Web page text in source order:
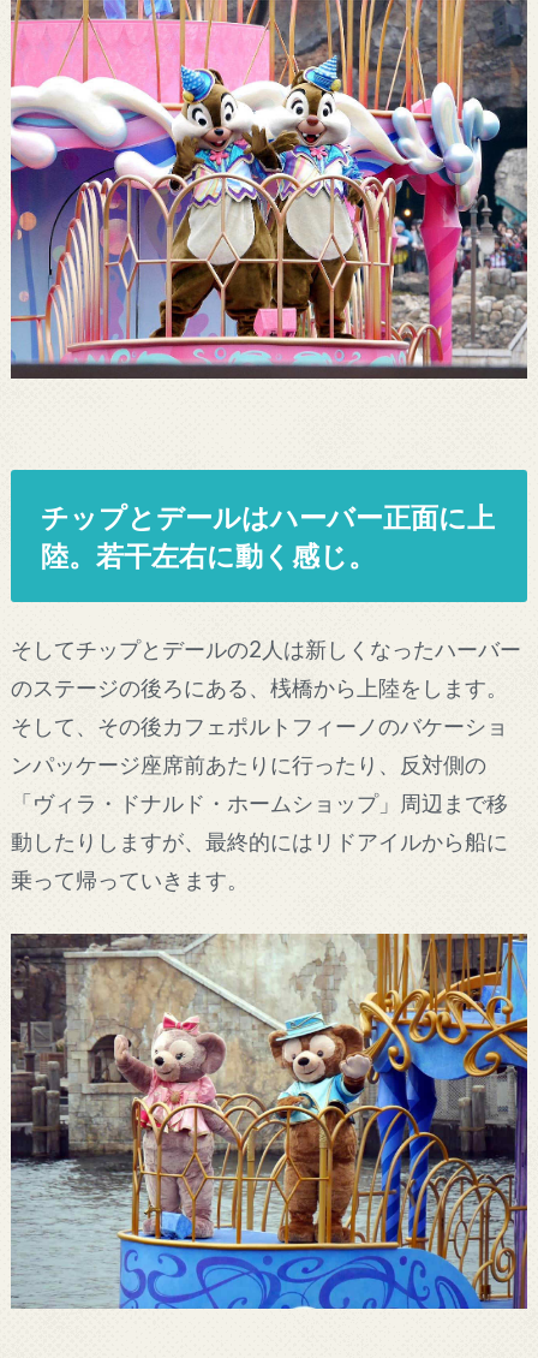
チップとデールはハーバー正面に上
陸。若干左右に動く感じ。
そしてチップとデールの2人は新しくなったハーバー
のステージの後ろにある、桟橋から上陸をします。
そして、その後カフェポルトフィーノのバケーショ
ンパッケージ座席前あたりに行ったり、反対側の
「ヴィラ・ドナルド・ホームショップ」周辺まで移
動したりしますが、最終的にはリドアイルから船に
乗って帰っていきます。